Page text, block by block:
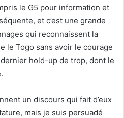
le G5 pour information et
et c’est une grande
qui reconnaissent la
le Togo sans avoir le courage
hold-up de trop, dont le
un discours qui fait d’eux
mais je suis persuadé